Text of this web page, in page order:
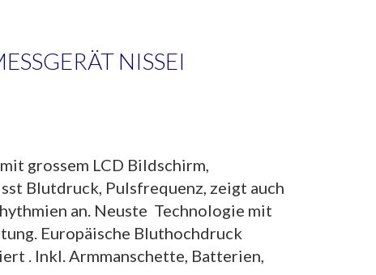
NISSEI
grossem LCD Bildschirm,
Blutdruck, Pulsfrequenz, zeigt auch
an. Neuste Technologie mit
Europäische Bluthochdruck
. Inkl. Armmanschette, Batterien,